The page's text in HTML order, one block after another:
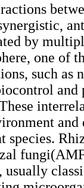
by
one of
such as
and
species.
, usually